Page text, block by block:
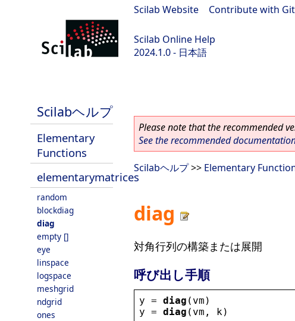
Scilab Website Contribute with
Scilab Online Help
2024.1.0 - 日本語
Scilabヘルプ
Elementary
Functions
elementarymatrices
random
blockdiag
diag
empty []
eye
linspace
logspace
meshgrid
ndgrid
ones
Please note that the recommended
See the recommended
Scilabヘルプ>> Elementary
diag
対角行列の構築または展開
呼び出し手順
y = diag ( vm )
y = diag ( vm , k )